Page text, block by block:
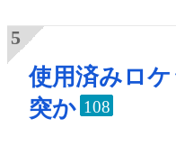
使用済みロ
突か 108